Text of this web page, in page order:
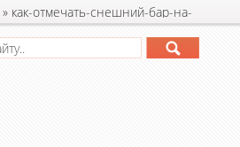
» как-отмечать-снешний-бар-на-